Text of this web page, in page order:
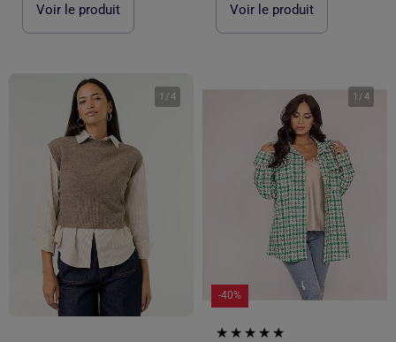
Voir le produit Voir le produit
1 /4 1 /4
-40%